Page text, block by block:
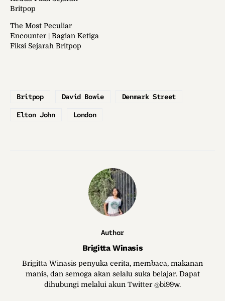
Britpop
The Most Peculiar
Encounter | Bagian Ketiga
Fiksi Sejarah Britpop
Britpop David Bowie
Denmark Street
Elton John
London
Author
Brigitta Winasis
Brigitta Winasis penyuka cerita, membaca, makanan
manis, dan semoga akan selalu suka belajar. Dapat
dihubungi melalui akun Twitter @bi99w.